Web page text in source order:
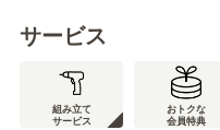
サービス
組み立て
サービス
おトクな
会員特典